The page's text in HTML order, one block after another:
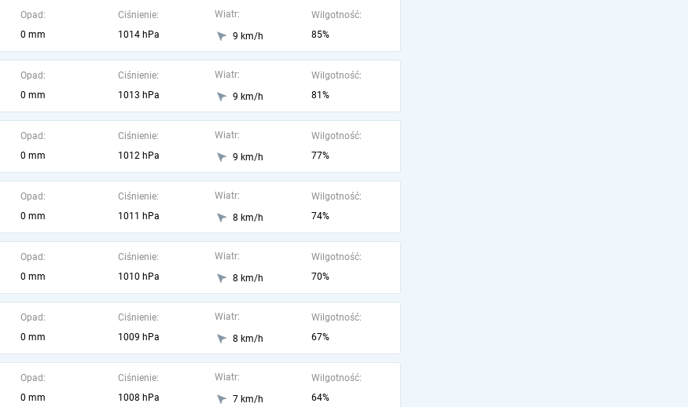
Opad:
0 mm
Ciśnienie:
1014 hPa
Wiatr:
9 km/h
Wilgotność:
85%
Opad:
0 mm
Ciśnienie:
1013 hPa
Wiatr:
9 km/h
Wilgotność:
81%
Opad:
0 mm
Ciśnienie:
1012 hPa
Wiatr:
9 km/h
Wilgotność:
77%
Opad:
0 mm
Ciśnienie:
1011 hPa
Wiatr:
8 km/h
Wilgotność:
74%
Opad:
0 mm
Ciśnienie:
1010 hPa
Wiatr:
8 km/h
Wilgotność:
70%
Opad:
0 mm
Ciśnienie:
1009 hPa
Wiatr:
8 km/h
Wilgotność:
67%
Opad:
0 mm
Ciśnienie:
1008 hPa
Wiatr:
7 km/h
Wilgotność:
64%